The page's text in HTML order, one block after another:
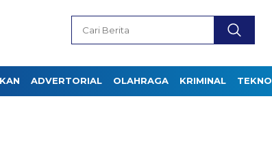
ADVERTORIAL OLAHRAGA KRIMINAL TEKNO